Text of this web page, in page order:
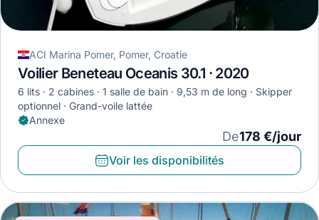
ACI Marina Pomer, Pomer, Croatie
Voilier Beneteau Oceanis 30.1 · 2020
6 lits 2 cabines 1 salle de bain 9,53 m de long
Skipper
optionnel
Grand-voile lattée
Annexe
De178 €/jour
Voir les disponibilités